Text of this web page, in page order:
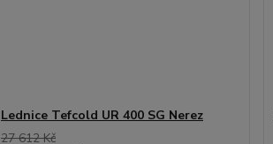
Lednice Tefcold UR 400 SG Nerez
27 612 Kč